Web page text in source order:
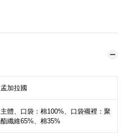
孟加拉國
主體、口袋：棉100%、口袋襯裡：聚
酯纖維65%、棉35%